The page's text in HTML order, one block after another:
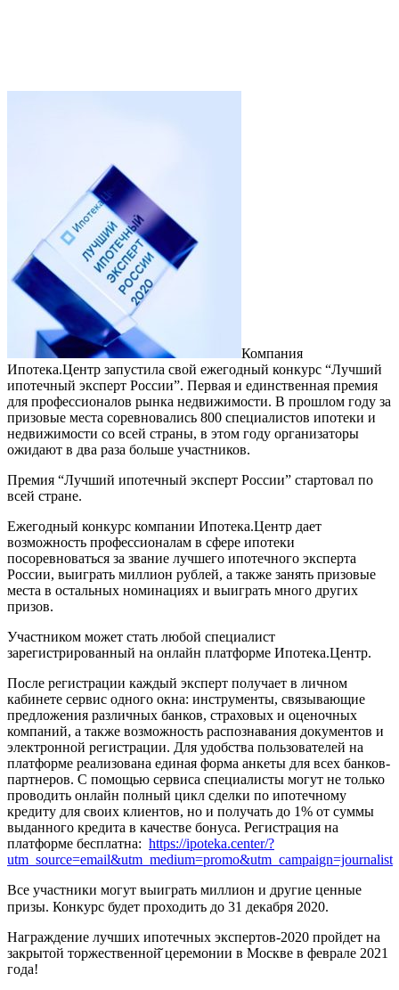
Компания
Ипотека.Центр запустила свой ежегодный конкурс “Лучший
ипотечный эксперт России”. Первая и единственная премия
для профессионалов рынка недвижимости. В прошлом году за
призовые места соревновались 800 специалистов ипотеки и
недвижимости со всей страны, в этом году организаторы
ожидают в два раза больше участников.
Премия “Лучший ипотечный эксперт России” стартовал по
всей стране.
Ежегодный конкурс компании Ипотека.Центр дает
возможность профессионалам в сфере ипотеки
посоревноваться за звание лучшего ипотечного эксперта
России, выиграть миллион рублей, а также занять призовые
места в остальных номинациях и выиграть много других
призов.
Участником может стать любой специалист
зарегистрированный на онлайн платформе Ипотека.Центр.
После регистрации каждый эксперт получает в личном
кабинете сервис одного окна: инструменты, связывающие
предложения различных банков, страховых и оценочных
компаний, а также возможность распознавания документов и
электронной регистрации. Для удобства пользователей на
платформе реализована единая форма анкеты для всех банков-
партнеров. С помощью сервиса специалисты могут не только
проводить онлайн полный цикл сделки по ипотечному
кредиту для своих клиентов, но и получать до 1% от суммы
выданного кредита в качестве бонуса. Регистрация на
платформе бесплатна: https://ipoteka.center/?
utm_source=email&utm_medium=promo&utm_campaign=journalist
Все участники могут выиграть миллион и другие ценные
призы. Конкурс будет проходить до 31 декабря 2020. ⠀
Награждение лучших ипотечных экспертов-2020 пройдет на
закрытой торжественной̆ церемонии в Москве в феврале 2021
года!